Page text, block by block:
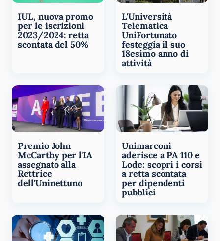
IUL, nuova promo
per le iscrizioni
2023/2024: retta
scontata del 50%
L'Università
Telematica
UniFortunato
festeggia il suo
18esimo anno di
attività
Premio John
McCarthy per l'IA
assegnato alla
Rettrice
dell'Uninettuno
Unimarconi
aderisce a PA 110 e
Lode: scopri i corsi
a retta scontata
per dipendenti
pubblici